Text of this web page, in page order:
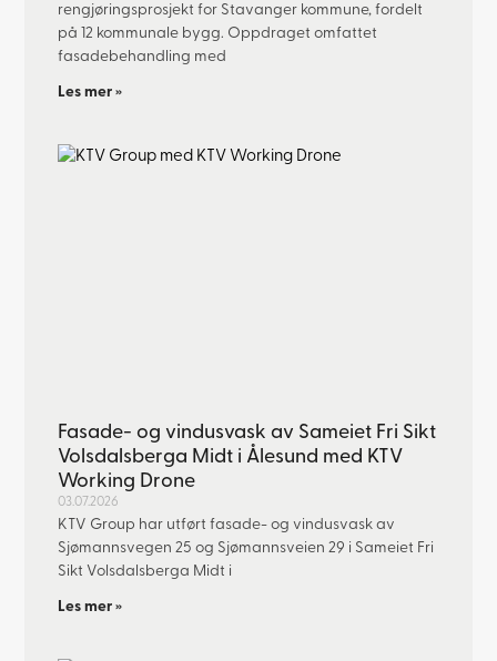
rengjøringsprosjekt for Stavanger kommune, fordelt
på 12 kommunale bygg. Oppdraget omfattet
fasadebehandling med
Les mer »
Fasade- og vindusvask av Sameiet Fri Sikt
Volsdalsberga Midt i Ålesund med KTV
Working Drone
03.07.2026
KTV Group har utført fasade- og vindusvask av
Sjømannsvegen 25 og Sjømannsveien 29 i Sameiet Fri
Sikt Volsdalsberga Midt i
Les mer »